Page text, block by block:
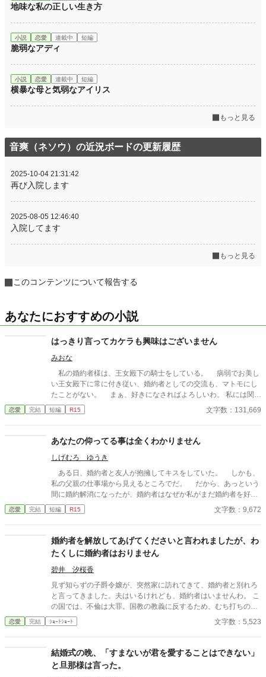
地味な私の正しい生き方
小説 恋愛 連載中 短編
脆弱なアディ
小説 恋愛 連載中 短編
横暴な母と気弱なアイリス
もっと見る
音爽（ネソウ）の近況ボードの更新履歴
2025-10-04 21:31:42
再び入院します
2025-08-05 12:46:40
入院してます
もっと見る
このコンテンツについて報告する
あなたにおすすめの小説
はっきり言ってカケラも興味はございません
みおな
私の婚約者様は、王女殿下の騎士をしている。 病弱でお美し
い王女殿下に常に付き従い、婚約者としての交流も、マトモにし
たことがない。 まぁ、好きになさればよろしいわ。 私には関係
ないことですから。
恋愛 完結 短編 R15 文字数：131,669
あなたの仰ってる事は全くわかりません
しげむろ ゆうき
ある日、婚約者と友人が抱擁してキスをしていた。 しかも、
私の父親の仕事場から見えるところでだ。 だから、あっという
間に婚約解消になったが、婚約者はなぜか私がまだ婚約者を好き
恋愛 完結 短編 R15 文字数：9,672
婚約者を解放してあげてくださいと言われましたが、わ
たくしに婚約者はおりません
碧井 汐桜香
見ず知らずの子爵令嬢が、突然家に訪れてきて、婚約者と別れろ
と言ってきました。夫はいるけれども、婚約者はいませんわ。 こ
の国では、不倫は大罪。国教の教義に反するため、むち打ちの
上、国外追放になります。 話を擦り合わせていると、夫が帰って
きて……。
恋愛 完結 ｼｮｰﾄｼｮｰﾄ 文字数：5,523
結婚式の晩、「すまないが君を愛することはできない」
と旦那様は言った。